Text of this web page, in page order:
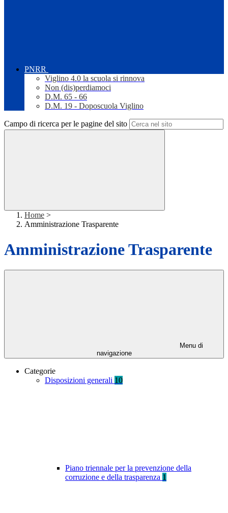
PNRR
Viglino 4.0 la scuola si rinnova
Non (dis)perdiamoci
D.M. 65 - 66
D.M. 19 - Doposcuola Viglino
Campo di ricerca per le pagine del sito
Home >
Amministrazione Trasparente
Amministrazione Trasparente
Menu di
navigazione
Categorie
Disposizioni generali 10
Piano triennale per la prevenzione della
corruzione e della trasparenza 1